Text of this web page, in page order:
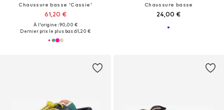
Chaussure basse 'Cassie'
61,20 €
À l'origine : 90,00 €
Dernier prix le plus bas :61,20 €
Chaussure basse
24,00 €